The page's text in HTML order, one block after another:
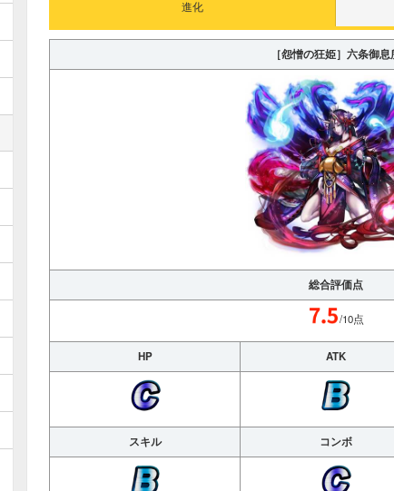
進化
［怨憎の狂姫］六条御息
総合評価点
/10点
HP ATK
スキル コンボ